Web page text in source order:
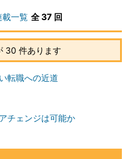
す」ということです。このよ
せん。
ら自己分析を行い、自ら将来
ること」なのです。努力する
行動するのは大変なことで
（SIer）で、若手のエンジニ
載一覧 全 37 回
30 件あります
転職への近道
チェンジは可能か